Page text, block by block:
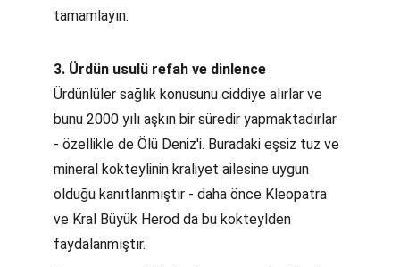
tamamlayın.
3. Ürdün usulü refah ve dinlence
Ürdünlüler sağlık konusunu ciddiye alırlar ve
bunu 2000 yılı aşkın bir süredir yapmaktadırlar
- özellikle de Ölü Deniz'i. Buradaki eşsiz tuz ve
mineral kokteylinin kraliyet ailesine uygun
olduğu kanıtlanmıştır - daha önce Kleopatra
ve Kral Büyük Herod da bu kokteylden
faydalanmıştır.